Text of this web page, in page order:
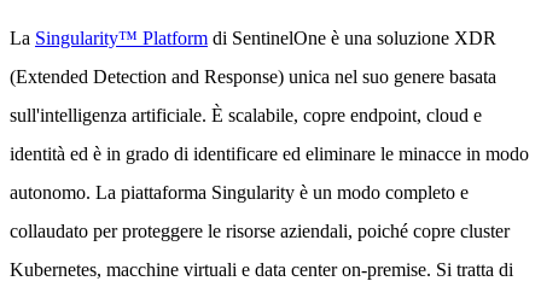
La Singularity™ Platform di SentinelOne è una soluzione XDR
(Extended Detection and Response) unica nel suo genere basata
sull'intelligenza artificiale. È scalabile, copre endpoint, cloud e
identità ed è in grado di identificare ed eliminare le minacce in modo
autonomo. La piattaforma Singularity è un modo completo e
collaudato per proteggere le risorse aziendali, poiché copre cluster
Kubernetes, macchine virtuali e data center on-premise. Si tratta di